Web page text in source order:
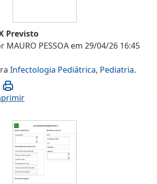
Previsto
MAURO PESSOA em 29/04/26 16:45
Infectologia Pediátrica, Pediatria.